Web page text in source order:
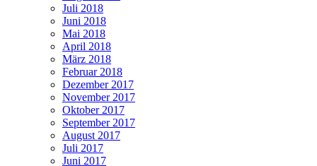
Juli 2018
Juni 2018
Mai 2018
April 2018
März 2018
Februar 2018
Dezember 2017
November 2017
Oktober 2017
September 2017
August 2017
Juli 2017
Juni 2017